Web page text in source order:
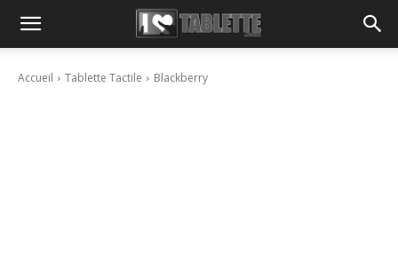
Accueil Tablette Tactile Blackberry